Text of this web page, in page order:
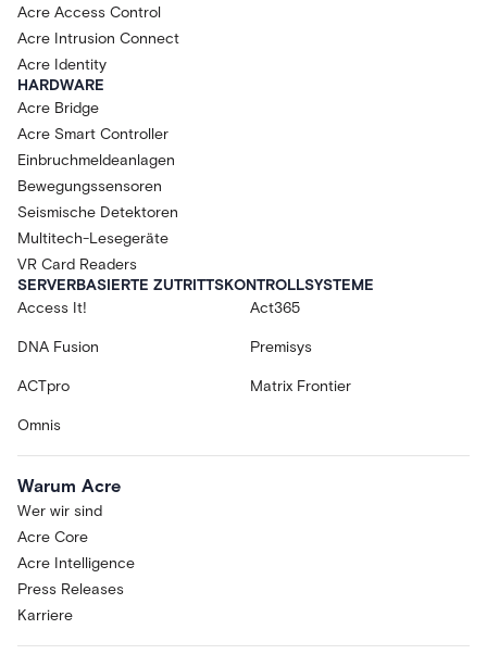
Acre Access Control
Acre Intrusion Connect
Acre Identity
HARDWARE
Acre Bridge
Acre Smart Controller
Einbruchmeldeanlagen
Bewegungssensoren
Seismische Detektoren
Multitech-Lesegeräte
VR Card Readers
SERVERBASIERTE ZUTRITTSKONTROLLSYSTEME
Access It!
Act365
DNA Fusion Premisys
ACTpro Matrix Frontier
Omnis
Warum Acre
Wer wir sind
Acre Core
Acre Intelligence
Press Releases
Karriere